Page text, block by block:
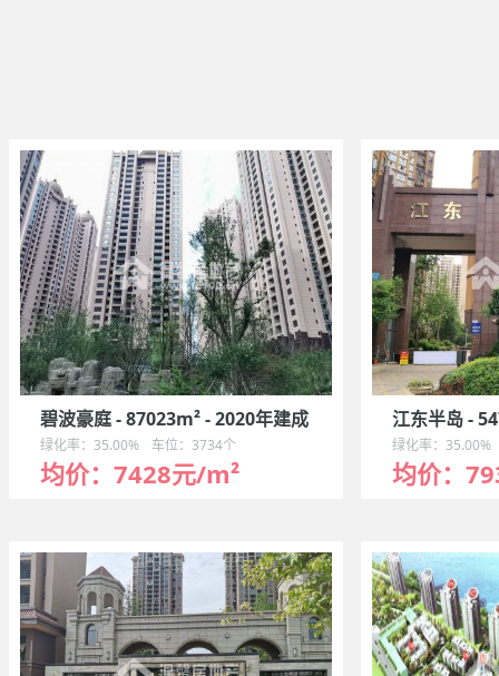
碧波豪庭 - 87023m² - 2020年建成
绿化率：35.00% 车位：3734个
均价：7428元/m²
江东半岛 -
绿化率：35.00%
均价：